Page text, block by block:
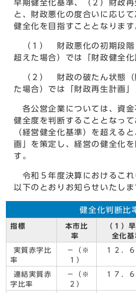
早期健全化基準、（２）財政
と、財政悪化の度合いに応じて
健全化を目指すこととなります
（１） 財政悪化の初期段階
超えた場合）では「財政健全化
（２） 財政の破たん状態（
た場合）では「財政再生計画」
各公営企業については、資金
健全度を判断することとなっ
（経営健全化基準）を超える
画」を策定し、経営の健全化
す。
令和５年度決算におけるこれ
以下のとおりお知らせいたしま
健全化判断比
指標
本市比
率
（１）
全化基
実質赤字比
率
－（※
１）
１２．
連結実質赤
字比率
－（※
２）
１７．